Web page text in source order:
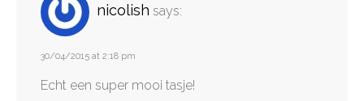
nicolish says:
30/04/2015 at 2:18 pm
Echt een super mooi tasje!